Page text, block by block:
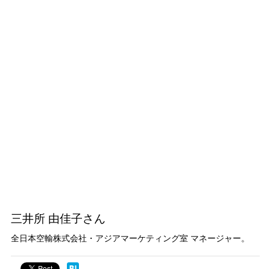
三井所 由佳子さん
全日本空輸株式会社・アジアマーケティング室 マネージャー。